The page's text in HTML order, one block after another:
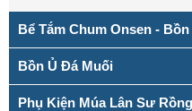
Bể Tắm Chum Onsen -
Bồn Ủ Đá Muối
Phụ Kiện Múa Lân Sư Rồng